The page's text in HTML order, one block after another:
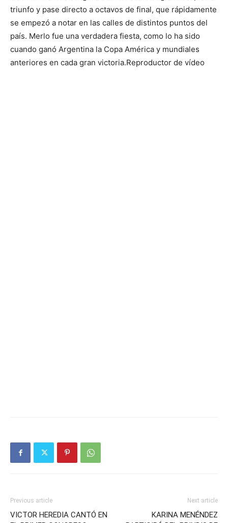
triunfo y pase directo a octavos de final, que rápidamente
se empezó a notar en las calles de distintos puntos del
país. Merlo fue una verdadera fiesta, como lo ha sido
cuando ganó Argentina la Copa América y mundiales
anteriores en cada gran victoria.Reproductor de vídeo
Previous article
VICTOR HEREDIA CANTÓ EN
Next article
KARINA MENÉNDEZ